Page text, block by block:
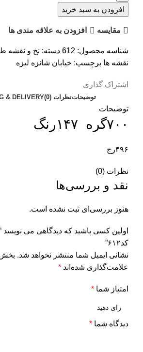
افزودن به سبد خرید
مقایسه افزودن به علاقه مندی ها
شناسه محصول: 612 دسته: نخ و نقشه
نقشه ها برچسب: خیابان شانزه لیزه
اشتراک گذاری
توضیحاتنظرات (0) & DELIVERY
توضیحات
۷۰۰گره ۱۴۷رنگ
۴۹۶رج
نظرات (0)
نقد و بررسی‌ها
هنوز بررسی‌ای ثبت نشده است.
اولین کسی باشید که دیدگاهی می نویسد
کد۶۱۲”
نشانی ایمیل شما منتشر نخواهد شد.
علامت‌گذاری شده‌اند *
امتیاز شما *
دیدگاه شما *